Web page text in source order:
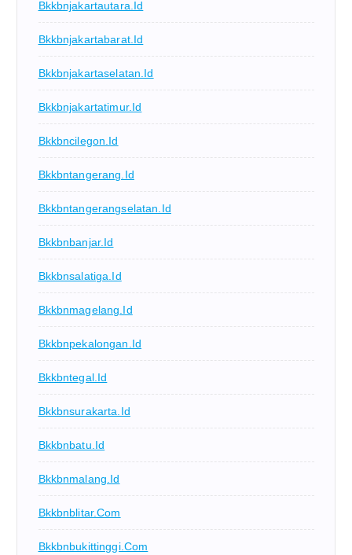
Bkkbnjakartautara.id
Bkkbnjakartabarat.id
Bkkbnjakartaselatan.id
Bkkbnjakartatimur.id
Bkkbncilegon.id
Bkkbntangerang.id
Bkkbntangerangselatan.id
Bkkbnbanjar.id
Bkkbnsalatiga.id
Bkkbnmagelang.id
Bkkbnpekalongan.id
Bkkbntegal.id
Bkkbnsurakarta.id
Bkkbnbatu.id
Bkkbnmalang.id
Bkkbnblitar.com
Bkkbnbukittinggi.com